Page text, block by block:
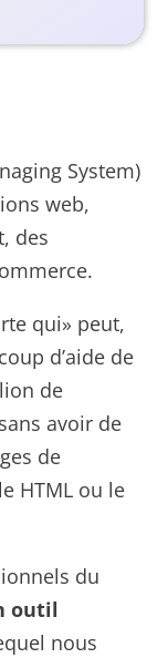
System)
web,
des
qui» peut,
d’aide de
de
avoir de
de
HTML ou le
du
outil
nous